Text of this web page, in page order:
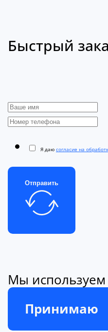
Быстрый
Я даю согласие на
Отправить
Мы используем
Принимаю